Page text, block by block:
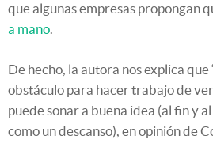
que algunas empresas propongan
a mano.
De hecho, la autora nos explica que
obstáculo para hacer trabajo de
puede sonar a buena idea (al fin y
como un descanso), en opinión de